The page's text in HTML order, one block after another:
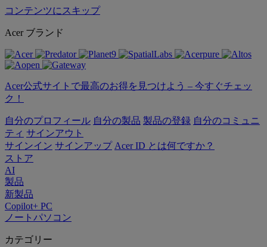
コンテンツにスキップ
Acer ブランド
Acer公式サイトで最高のお得を見つけよう – 今すぐチェッ
ク！
自分のプロフィール 自分の製品 製品の登録 自分のコミュニ
ティ サインアウト
サインイン サインアップ Acer ID とは何ですか？
ストア
AI
製品
新製品
Copilot+ PC
ノートパソコン
カテゴリー